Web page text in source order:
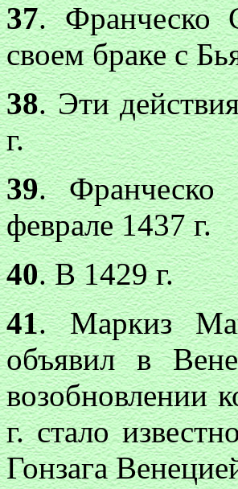
37. Франческо
своем браке с
38. Эти
г.
39. Франческо
феврале 1437 г.
40. В 1429 г.
41. Маркиз
объявил в
возобновлении
г. стало
Гонзага